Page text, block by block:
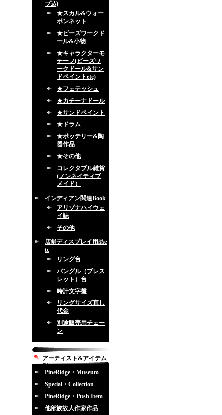
ブ込)
★スカル&ウォー
ボンネット
★ビーズワークド
ール&小物
★キャラクターモ
チーフ(ビーズワ
ークドール&サン
ドペイントetc)
★フェテッシュ
★カチーナドール
★サンドペイント
★ドラム
★ポッテリー&陶
器作品
★その他
コレクタブル雑貨
(ノンネイティブ
メイド）
インディアン関連Book
アリゾナハイウェ
イ誌
その他
店舗ディスプレイ用品e
tc
リング台
バングル（ブレス
レット）台
時計文字盤
リングサイズ直し
代金
別途販売用チェー
ン
アーティスト&アイテム
別
PineRidge・Museum
Special・Collection
PineRidge・Push Item
他部族故人作家作品